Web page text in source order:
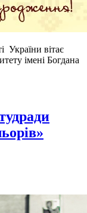
України вітає
імені Богдана